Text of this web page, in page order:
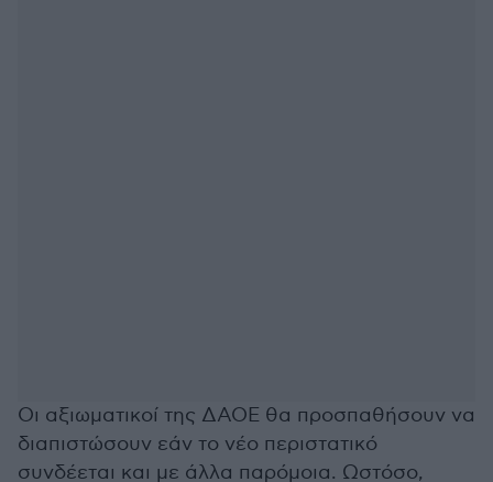
Οι αξιωματικοί της ΔΑΟΕ θα προσπαθήσουν να
διαπιστώσουν εάν το νέο περιστατικό
συνδέεται και με άλλα παρόμοια. Ωστόσο,